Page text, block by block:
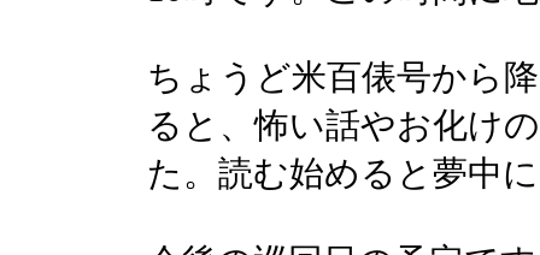
ちょうど米百俵号から
ると、怖い話やお化け
た。読む始めると夢中